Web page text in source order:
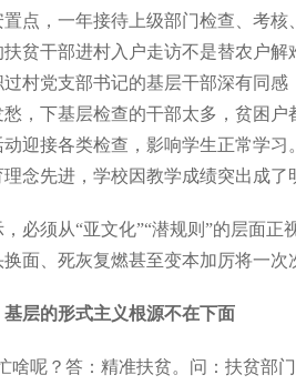
点，一年接待上级部门检查、考
贫干部进村入户走访不是替农户
村党支部书记的基层干部深有同
，下基层检查的干部太多，贫困
迎接各类检查，影响学生正常学
念先进，学校因教学成绩突出成
须从“亚文化”“潜规则”的层面正
面、死灰复燃甚至变本加厉将一次
基层的形式主义根源不在下面
呢？答：精准扶贫。问：扶贫部门